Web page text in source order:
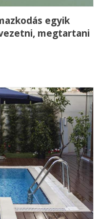
egyik
megtartani